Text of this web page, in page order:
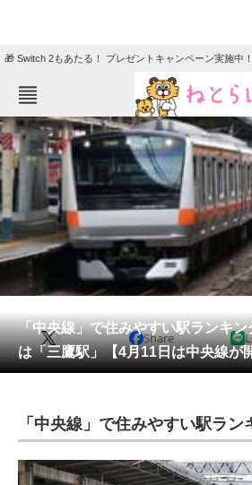
🎁 Switch 2もあたる！ プレゼントキャンペーン実施中！
ねとらぼメニュー
TOP ニュース
エンタメ クイズ
グルメ 地域
住まい 教育・育
動物 リサーチ
会員記事
メディア
ITの今と未来を見通す
スマホと通信の最新トレンド
「中央線」で住みやすい駅ランキ
は「三鷹駅」【4月11日は中央線が
X Share
「中央線」で住みやすい駅ラン